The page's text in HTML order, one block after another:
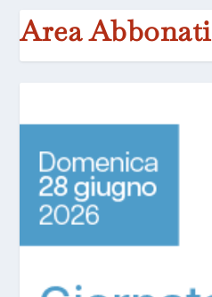
Area Abbonati